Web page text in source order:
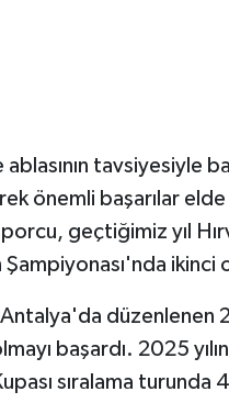
ablasının tavsiyesiyle
önemli başarılar
geçtiğimiz yıl
Şampiyonası'nda
Antalya'da
başardı. 2025
sıralama turunda